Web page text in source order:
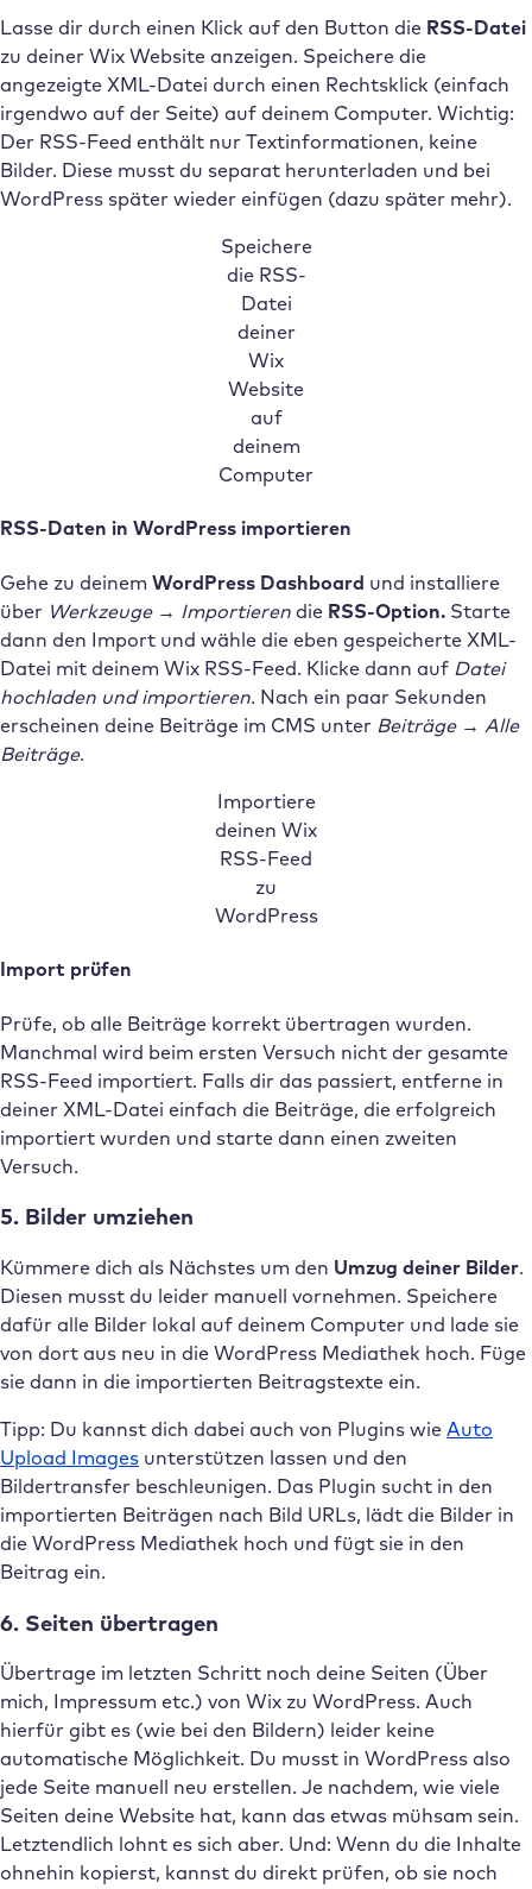
Lasse dir durch einen Klick auf den Button die RSS-Datei
zu deiner Wix Website anzeigen. Speichere die
angezeigte XML-Datei durch einen Rechtsklick (einfach
irgendwo auf der Seite) auf deinem Computer. Wichtig:
Der RSS-Feed enthält nur Textinformationen, keine
Bilder. Diese musst du separat herunterladen und bei
WordPress später wieder einfügen (dazu später mehr).
Speichere
die RSS-
Datei
deiner
Wix
Website
auf
deinem
Computer
RSS-Daten in WordPress importieren
Gehe zu deinem WordPress Dashboard und installiere
über Werkzeuge→ Importieren die RSS-Option. Starte
dann den Import und wähle die eben gespeicherte XML-
Datei mit deinem Wix RSS-Feed. Klicke dann auf Datei
hochladen und importieren. Nach ein paar Sekunden
erscheinen deine Beiträge im CMS unter Beiträge → Alle
Beiträge.
Importiere
deinen Wix
RSS-Feed
zu
WordPress
Import prüfen
Prüfe, ob alle Beiträge korrekt übertragen wurden.
Manchmal wird beim ersten Versuch nicht der gesamte
RSS-Feed importiert. Falls dir das passiert, entferne in
deiner XML-Datei einfach die Beiträge, die erfolgreich
importiert wurden und starte dann einen zweiten
Versuch.
5. Bilder umziehen
Kümmere dich als Nächstes um den Umzug deiner Bilder.
Diesen musst du leider manuell vornehmen. Speichere
dafür alle Bilder lokal auf deinem Computer und lade sie
von dort aus neu in die WordPress Mediathek hoch. Füge
sie dann in die importierten Beitragstexte ein.
Tipp: Du kannst dich dabei auch von Plugins wie Auto
Upload Images unterstützen lassen und den
Bildertransfer beschleunigen. Das Plugin sucht in den
importierten Beiträgen nach Bild URLs, lädt die Bilder in
die WordPress Mediathek hoch und fügt sie in den
Beitrag ein.
6. Seiten übertragen
Übertrage im letzten Schritt noch deine Seiten (Über
mich, Impressum etc.) von Wix zu WordPress. Auch
hierfür gibt es (wie bei den Bildern) leider keine
automatische Möglichkeit. Du musst in WordPress also
jede Seite manuell neu erstellen. Je nachdem, wie viele
Seiten deine Website hat, kann das etwas mühsam sein.
Letztendlich lohnt es sich aber. Und: Wenn du die Inhalte
ohnehin kopierst, kannst du direkt prüfen, ob sie noch